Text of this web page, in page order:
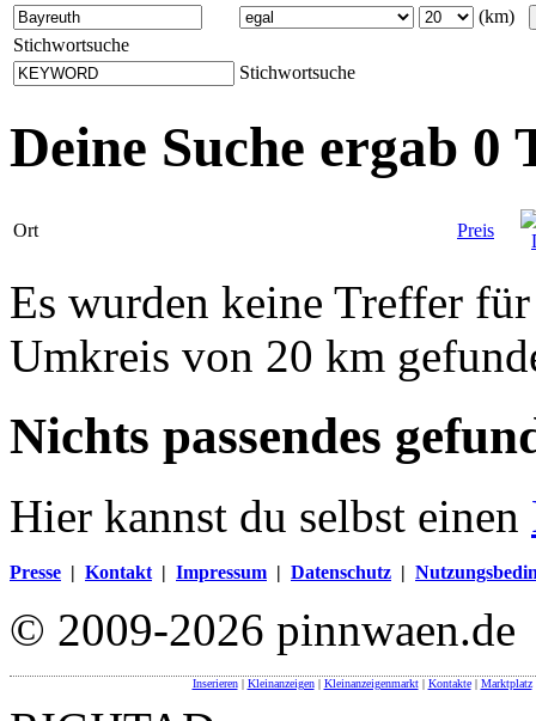
(km)
Stichwortsuche
Stichwortsuche
Deine Suche ergab 0
Ort Preis
Es wurden keine Treffer
Umkreis von 20 km
Nichts passendes
Hier kannst du selbst einen
Presse | Kontakt | Impressum | Datenschutz |
© 2009-2026 pinnwaen.de
Inserieren| Kleinanzeigen| Kleinanzeigenmarkt| Kontakte| Marktplatz